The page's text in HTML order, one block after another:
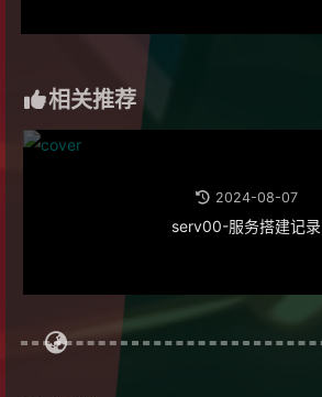
相关推荐
2024-08-07
serv00-服务搭建记录